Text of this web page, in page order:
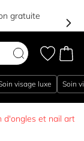
gratuite
visage luxe Soin
d'ongles et nail art